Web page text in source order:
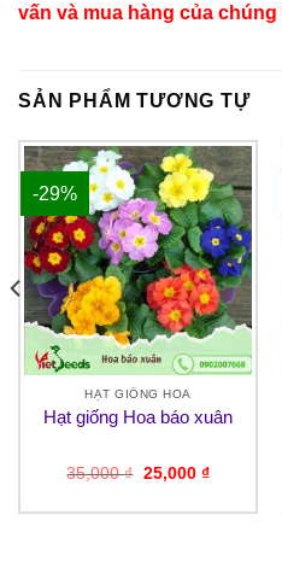
vấn và mua hàng của chúng
SẢN PHẨM TƯƠNG TỰ
-29%
HẠT GIỐNG HOA
Hạt giống Hoa báo xuân
35,000₫ Giá
35,000 ₫.
25,000 ₫Giá
là: